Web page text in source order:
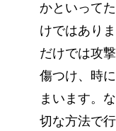
かといって
けではあり
だけでは攻
傷つけ、時
まいます。
切な方法で